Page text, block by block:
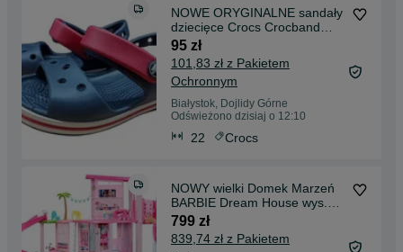
NOWE ORYGINALNE sandały
dziecięce Crocs Crocband
Kids r. 22/23
95 zł
101,83 zł z Pakietem
Ochronnym
Białystok, Dojlidy Górne
Odświeżono dzisiaj o 12:10
22 Crocs
NOWY wielki Domek Marzeń
BARBIE Dream House wys.
114cm akcesoria HMX10
799 zł
839,74 zł z Pakietem